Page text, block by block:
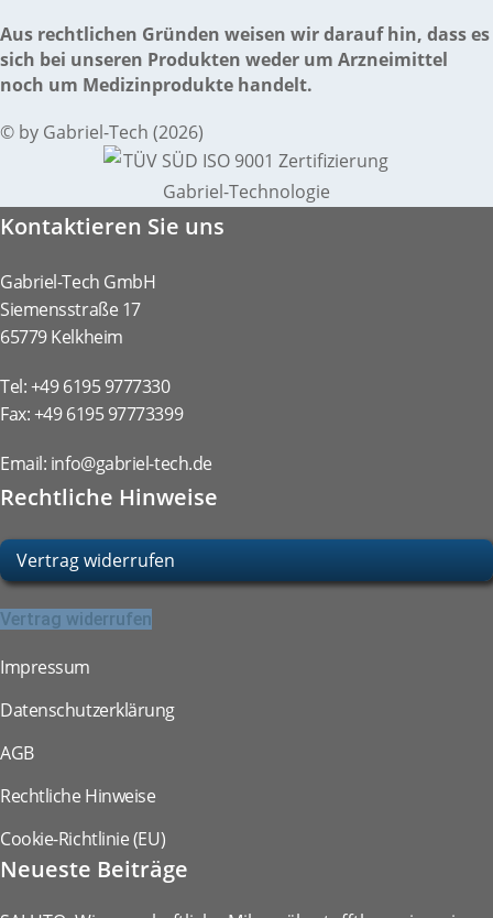
Aus rechtlichen Gründen weisen wir darauf hin, dass es
sich bei unseren Produkten weder um Arzneimittel
noch um Medizinprodukte handelt.
© by Gabriel-Tech (2026)
Kontaktieren Sie uns
Gabriel-Tech GmbH
Siemensstraße 17
65779 Kelkheim
Tel: +49 6195 9777330
Fax: +49 6195 97773399
Email: info@gabriel-tech.de
Rechtliche Hinweise
Vertrag widerrufen
Vertrag widerrufen
Impressum
Datenschutzerklärung
AGB
Rechtliche Hinweise
Cookie-Richtlinie (EU)
Neueste Beiträge